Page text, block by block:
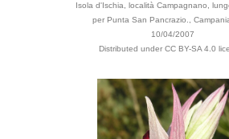
Isola d'Ischia, località Campagnano,
per Punta San Pancrazio.,
10/04/2007
Distributed under CC BY-SA 4.0